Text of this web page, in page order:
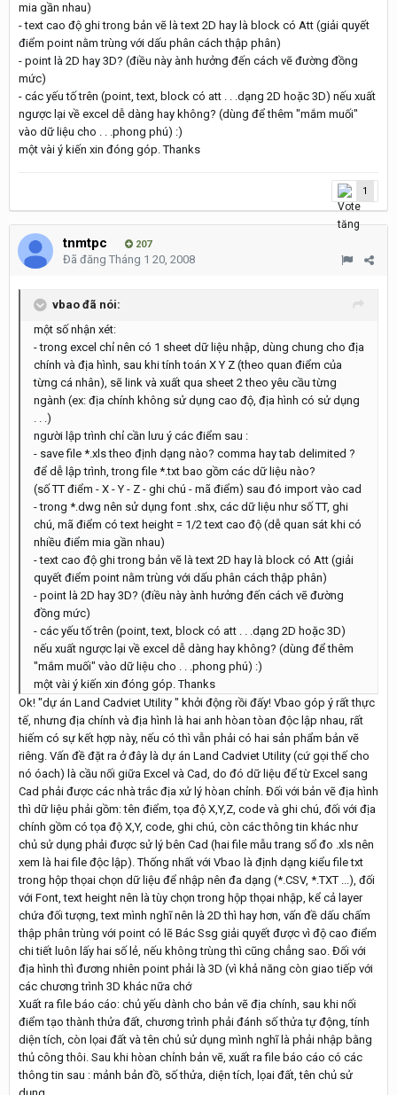
mia gần nhau)
- text cao độ ghi trong bản vẽ là text 2D hay là block có Att (giải quyết
điểm point nằm trùng với dấu phân cách thập phân)
- point là 2D hay 3D? (điều này ành hưởng đến cách vẽ đường đồng
mức)
- các yếu tố trên (point, text, block có att . . .dạng 2D hoặc 3D) nếu xuất
ngược lại về excel dễ dàng hay không? (dùng để thêm "mắm muối"
vào dữ liệu cho . . .phong phú) :)
một vài ý kiến xin đóng góp. Thanks
1
tnmtpc 207
Đã đăng Tháng 1 20, 2008
vbao đã nói:
một số nhận xét:
- trong excel chỉ nên có 1 sheet dữ liệu nhập, dùng chung cho địa
chính và địa hình, sau khi tính toán X Y Z (theo quan điểm của
từng cá nhân), sẽ link và xuất qua sheet 2 theo yêu cầu từng
ngành (ex: địa chính không sử dụng cao độ, địa hình có sử dụng
. . .)
người lập trình chỉ cần lưu ý các điểm sau :
- save file *.xls theo định dạng nào? comma hay tab delimited ?
để dễ lập trình, trong file *.txt bao gồm các dữ liệu nào?
(số TT điểm - X - Y - Z - ghi chú - mã điểm) sau đó import vào cad
- trong *.dwg nên sử dụng font .shx, các dữ liệu như số TT, ghi
chú, mã điểm có text height = 1/2 text cao độ (dễ quan sát khi có
nhiều điểm mia gần nhau)
- text cao độ ghi trong bản vẽ là text 2D hay là block có Att (giải
quyết điểm point nằm trùng với dấu phân cách thập phân)
- point là 2D hay 3D? (điều này ành hưởng đến cách vẽ đường
đồng mức)
- các yếu tố trên (point, text, block có att . . .dạng 2D hoặc 3D)
nếu xuất ngược lại về excel dễ dàng hay không? (dùng để thêm
"mắm muối" vào dữ liệu cho . . .phong phú) :)
một vài ý kiến xin đóng góp. Thanks
Ok! "dự án Land Cadviet Utility " khởi động rồi đấy! Vbao góp ý rất thực
tế, nhưng địa chính và địa hình là hai anh hòan tòan độc lập nhau, rất
hiếm có sự kết hợp này, nếu có thì vẫn phải có hai sản phẩm bản vẽ
riêng. Vấn đề đặt ra ở đây là dự án Land Cadviet Utility (cứ gọi thế cho
nó óach) là cầu nối giữa Excel và Cad, do đó dữ liệu để từ Excel sang
Cad phải được các nhà trắc địa xử lý hòan chỉnh. Đối với bản vẽ địa hình
thì dữ liệu phải gồm: tên điểm, tọa độ X,Y,Z, code và ghi chú, đối với địa
chính gồm có tọa độ X,Y, code, ghi chú, còn các thông tin khác như
chủ sử dụng phải được sử lý bên Cad (hai file mẫu trang sổ đo .xls nên
xem là hai file độc lập). Thống nhất với Vbao là định dạng kiểu file txt
trong hộp thọai chọn dữ liệu để nhập nên đa dạng (*.CSV, *.TXT ...), đối
với Font, text height nên là tùy chọn trong hộp thọai nhập, kể cả layer
chứa đối tượng, text mình nghĩ nên là 2D thì hay hơn, vấn đề dấu chấm
thập phân trùng với point có lẽ Bác Ssg giải quyết được vì độ cao điểm
chi tiết luôn lấy hai số lẻ, nếu không trùng thì cũng chẳng sao. Đối với
địa hình thì đương nhiên point phải là 3D (vì khả năng còn giao tiếp với
các chương trình 3D khác nữa chớ
Xuất ra file báo cáo: chủ yếu dành cho bản vẽ địa chính, sau khi nối
điểm tạo thành thửa đất, chương trình phải đánh số thửa tự động, tính
diện tích, còn lọai đất và tên chủ sử dụng mình nghĩ là phải nhập bằng
thủ công thôi. Sau khi hòan chỉnh bản vẽ, xuất ra file báo cáo có các
thông tin sau : mảnh bản đồ, số thửa, diện tích, lọai đất, tên chủ sử